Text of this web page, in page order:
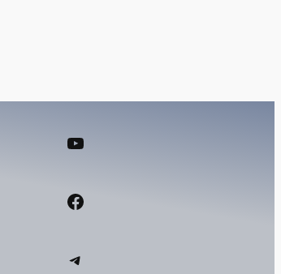
YouTube
Facebook
Telegram